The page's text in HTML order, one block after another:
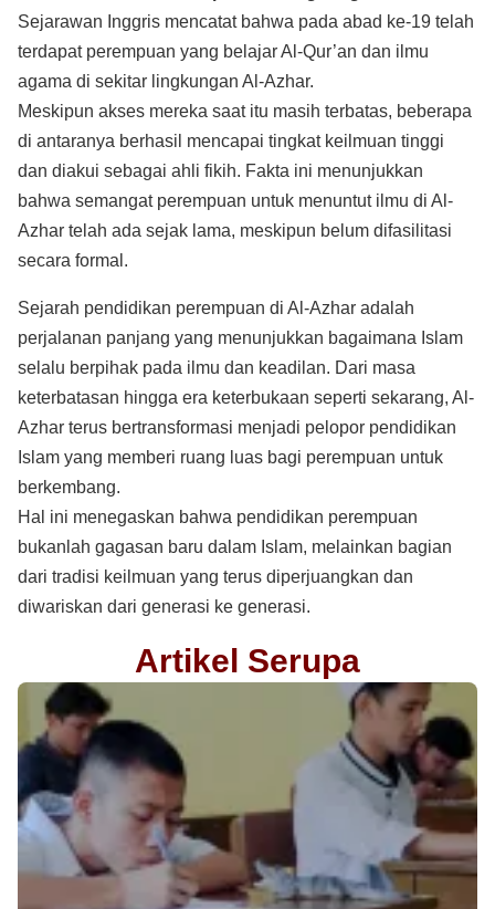
Sejarawan Inggris mencatat bahwa pada abad ke-19 telah
terdapat perempuan yang belajar Al-Qur’an dan ilmu
agama di sekitar lingkungan Al-Azhar.
Meskipun akses mereka saat itu masih terbatas, beberapa
di antaranya berhasil mencapai tingkat keilmuan tinggi
dan diakui sebagai ahli fikih. Fakta ini menunjukkan
bahwa semangat perempuan untuk menuntut ilmu di Al-
Azhar telah ada sejak lama, meskipun belum difasilitasi
secara formal.
Sejarah pendidikan perempuan di Al-Azhar adalah
perjalanan panjang yang menunjukkan bagaimana Islam
selalu berpihak pada ilmu dan keadilan. Dari masa
keterbatasan hingga era keterbukaan seperti sekarang, Al-
Azhar terus bertransformasi menjadi pelopor pendidikan
Islam yang memberi ruang luas bagi perempuan untuk
berkembang.
Hal ini menegaskan bahwa pendidikan perempuan
bukanlah gagasan baru dalam Islam, melainkan bagian
dari tradisi keilmuan yang terus diperjuangkan dan
diwariskan dari generasi ke generasi.
Artikel Serupa